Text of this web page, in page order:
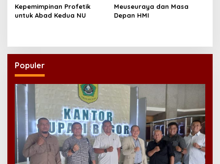
Kepemimpinan Profetik
untuk Abad Kedua NU
Meuseuraya dan Masa
Depan HMI
Populer